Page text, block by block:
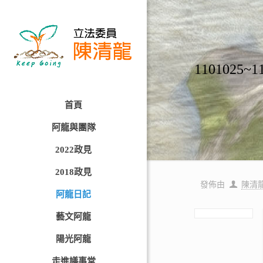
首頁
阿龍與團隊
2022政見
2018政見
阿龍日記
藝文阿龍
陽光阿龍
發佈由 陳清